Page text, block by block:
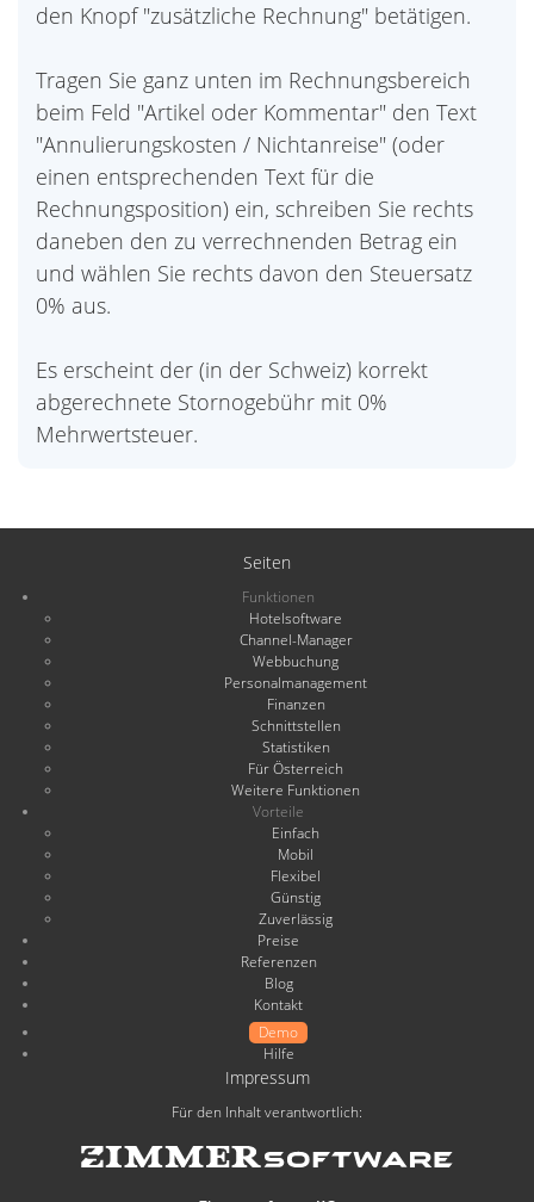
den Knopf "zusätzliche Rechnung" betätigen.
Tragen Sie ganz unten im Rechnungsbereich
beim Feld "Artikel oder Kommentar" den Text
"Annulierungskosten / Nichtanreise" (oder
einen entsprechenden Text für die
Rechnungsposition) ein, schreiben Sie rechts
daneben den zu verrechnenden Betrag ein
und wählen Sie rechts davon den Steuersatz
0% aus.
Es erscheint der (in der Schweiz) korrekt
abgerechnete Stornogebühr mit 0%
Mehrwertsteuer.
Seiten
Funktionen
Hotelsoftware
Channel-Manager
Webbuchung
Personalmanagement
Finanzen
Schnittstellen
Statistiken
Für Österreich
Weitere Funktionen
Vorteile
Einfach
Mobil
Flexibel
Günstig
Zuverlässig
Preise
Referenzen
Blog
Kontakt
Demo
Hilfe
Impressum
Für den Inhalt verantwortlich: